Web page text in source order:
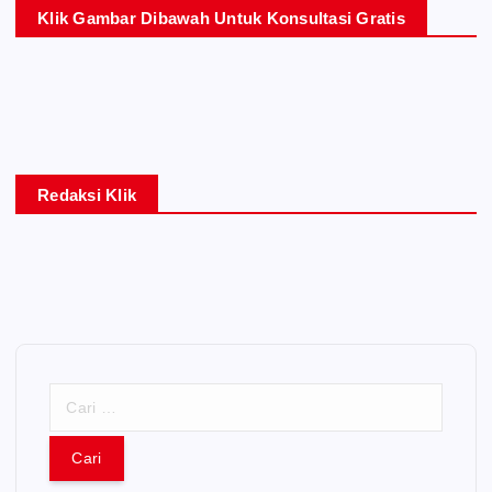
Klik Gambar Dibawah Untuk Konsultasi Gratis
Redaksi Klik
C